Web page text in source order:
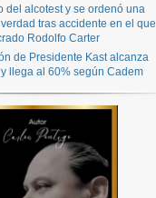
del alcotest y se ordenó una
tras accidente en el que
Rodolfo Carter
de Presidente Kast alcanza
llega al 60% según Cadem